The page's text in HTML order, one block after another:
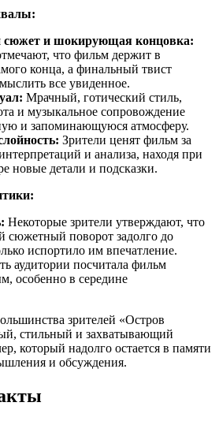
и шокирующая концовка:
что фильм держит в
конца, а финальный твист
все увиденное.
Мрачный, готический стиль,
и музыкальное сопровождение
и запоминающуюся атмосферу.
Зрители ценят фильм за
и анализа, находя при
новые детали и подсказки.
Некоторые зрители утверждают, что
сюжетный поворот задолго до
испортило им впечатление.
аудитории посчитала фильм
особенно в середине
зрителей «Остров
стильный и захватывающий
который надолго остается в памяти
и обсуждения.